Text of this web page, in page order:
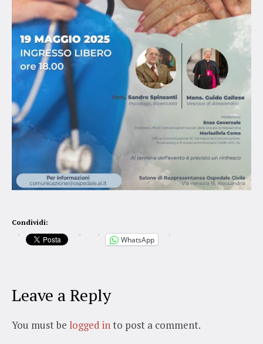
Condividi:
WhatsApp
Leave a Reply
You must be logged into post a comment.